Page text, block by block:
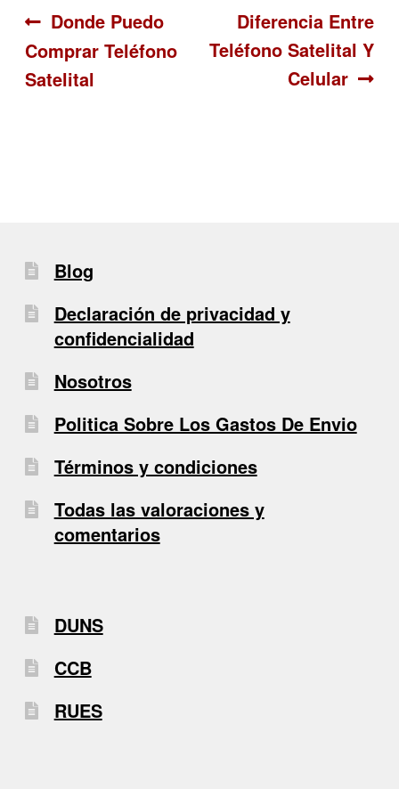
Navegación
de
Anterior:
Donde Puedo
Comprar Teléfono
Satelital
Siguiente:
Diferencia Entre
Teléfono Satelital Y
Celular
Blog
Declaración de privacidad y
confidencialidad
Nosotros
Politica Sobre Los Gastos De Envio
Términos y condiciones
Todas las valoraciones y
comentarios
DUNS
CCB
RUES